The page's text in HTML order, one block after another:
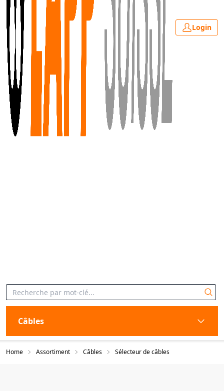
Login
Câbles
Home Assortiment Câbles Sélecteur de câbles